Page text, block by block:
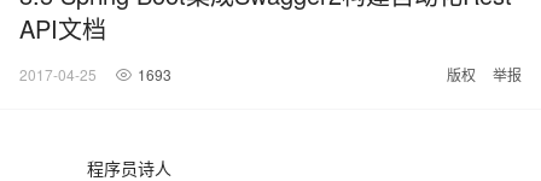
API文档
2017-04-25 1693 版权 举报
程序员诗人